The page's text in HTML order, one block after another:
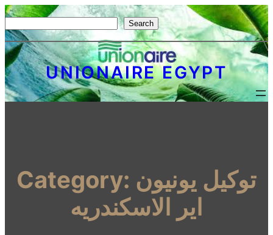
e
a
r
c
h
Search
UNIONAIRE EGYPT
Category: توكيل يونيون
اير الاسكندريه